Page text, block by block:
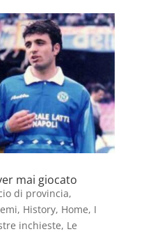
mai giocato
di provincia,
, History, Home, I
inchieste, Le